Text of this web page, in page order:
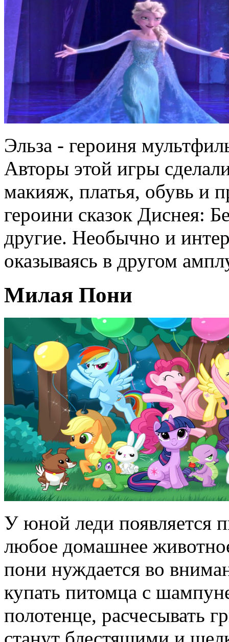
Эльза - героиня
Авторы этой игры
макияж, платья, обувь и
героини сказок Диснея:
другие. Необычно и
оказываясь в другом
Милая Пони
У юной леди появляется
любое домашнее
пони нуждается во
купать питомца с
полотенце, расчесывать